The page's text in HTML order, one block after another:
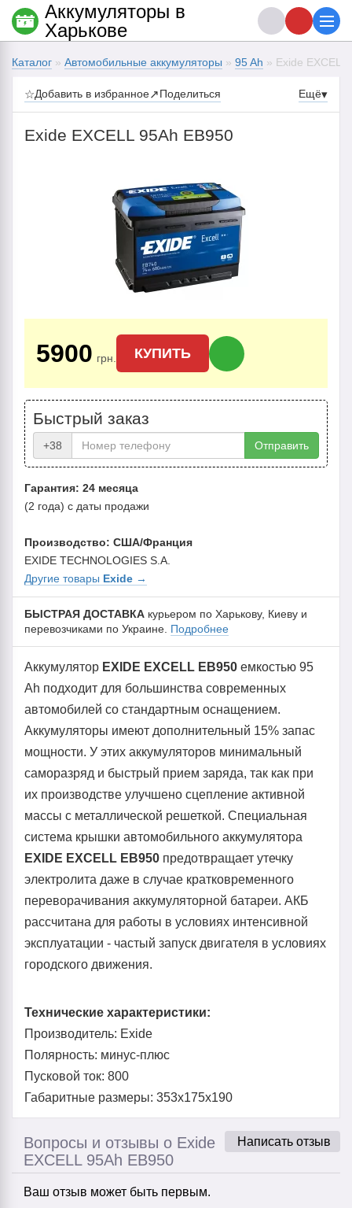
Каталог » Автомобильные аккумуляторы » 95 Ah » Exide EXCELL
☆Добавить в избранное↗Поделиться Ещё▾
Exide EXCELL 95Ah EB950
5900 грн. КУПИТЬ
Быстрый заказ
+38 Отправить
Гарантия: 24 месяца
(2 года) с даты продажи
Производство: США/Франция
EXIDE TECHNOLOGIES S.A.
Другие товары Exide →
БЫСТРАЯ ДОСТАВКА курьером по Харькову, Киеву и
перевозчиками по Украине. Подробнее
Аккумулятор EXIDE EXCELL EB950 емкостью 95
Ah подходит для большинства современных
автомобилей со стандартным оснащением.
Аккумуляторы имеют дополнительный 15% запас
мощности. У этих аккумуляторов минимальный
саморазряд и быстрый прием заряда, так как при
их производстве улучшено сцепление активной
массы с металлической решеткой. Специальная
система крышки автомобильного аккумулятора
EXIDE EXCELL EB950 предотвращает утечку
электролита даже в случае кратковременного
переворачивания аккумуляторной батареи. АКБ
рассчитана для работы в условиях интенсивной
эксплуатации - частый запуск двигателя в условиях
городского движения.
Технические характеристики:
Производитель: Exide
Полярность: минус-плюс
Пусковой ток: 800
Габаритные размеры: 353x175x190
Написать отзыв
Вопросы и отзывы о Exide
EXCELL 95Ah EB950
Ваш отзыв может быть первым.
Аккумуляторы в
Харькове